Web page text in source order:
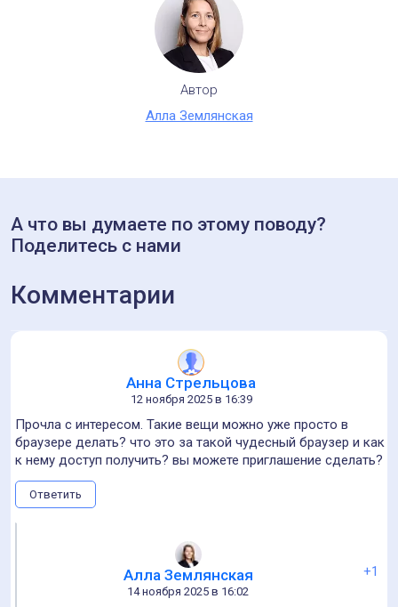
Автор
Алла Землянская
А что вы думаете по этому поводу?
Поделитесь с нами
Комментарии
Анна Стрельцова
12 ноября 2025 в 16:39
Прочла с интересом. Такие вещи можно уже просто в
браузере делать? что это за такой чудесный браузер и как
к нему доступ получить? вы можете приглашение сделать?
Ответить
Алла Землянская
14 ноября 2025 в 16:02
+1